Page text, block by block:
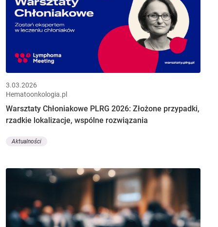
3.03.2026
Hematoonkologia.pl
Warsztaty Chłoniakowe PLRG 2026: Złożone przypadki,
rzadkie lokalizacje, wspólne rozwiązania
Aktualności